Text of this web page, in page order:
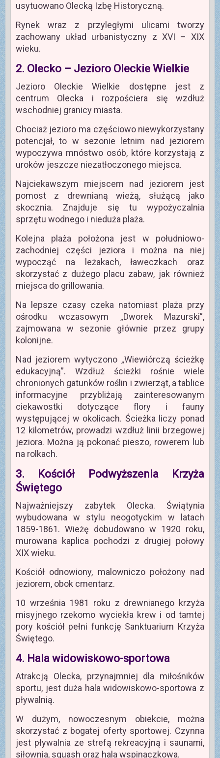
usytuowano Olecką Izbę Historyczną.
Rynek wraz z przyległymi ulicami tworzy
zachowany układ urbanistyczny z XVI – XIX
wieku.
2. Olecko – Jezioro Oleckie Wielkie
Jezioro Oleckie Wielkie dostępne jest z
centrum Olecka i rozpościera się wzdłuż
wschodniej granicy miasta.
Chociaż jezioro ma częściowo niewykorzystany
potencjał, to w sezonie letnim nad jeziorem
wypoczywa mnóstwo osób, które korzystają z
uroków jeszcze niezatłoczonego miejsca.
Najciekawszym miejscem nad jeziorem jest
pomost z drewnianą wieżą, służącą jako
skocznia. Znajduje się tu wypożyczalnia
sprzętu wodnego i nieduża plaża.
Kolejna plaża położona jest w południowo-
zachodniej części jeziora i można na niej
wypocząć na leżakach, ławeczkach oraz
skorzystać z dużego placu zabaw, jak również
miejsca do grillowania.
Na lepsze czasy czeka natomiast plaża przy
ośrodku wczasowym „Dworek Mazurski”,
zajmowana w sezonie głównie przez grupy
kolonijne.
Nad jeziorem wytyczono „Wiewiórczą ścieżkę
edukacyjną”. Wzdłuż ścieżki rośnie wiele
chronionych gatunków roślin i zwierząt, a tablice
informacyjne przybliżają zainteresowanym
ciekawostki dotyczące flory i fauny
występującej w okolicach. Ścieżka liczy ponad
12 kilometrów, prowadzi wzdłuż linii brzegowej
jeziora. Można ją pokonać pieszo, rowerem lub
na rolkach.
3. Kościół Podwyższenia Krzyża
Świętego
Najważniejszy zabytek Olecka. Świątynia
wybudowana w stylu neogotyckim w latach
1859-1861. Wieżę dobudowano w 1920 roku,
murowana kaplica pochodzi z drugiej połowy
XIX wieku.
Kościół odnowiony, malowniczo położony nad
jeziorem, obok cmentarz.
10 września 1981 roku z drewnianego krzyża
misyjnego rzekomo wyciekła krew i od tamtej
pory kościół pełni funkcję Sanktuarium Krzyża
Świętego.
4. Hala widowiskowo-sportowa
Atrakcją Olecka, przynajmniej dla miłośników
sportu, jest duża hala widowiskowo-sportowa z
pływalnią.
W dużym, nowoczesnym obiekcie, można
skorzystać z bogatej oferty sportowej. Czynna
jest pływalnia ze strefą rekreacyjną i saunami,
siłownia, squash oraz hala wspinaczkowa.